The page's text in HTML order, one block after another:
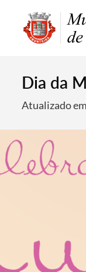
Dia da
Atualizado